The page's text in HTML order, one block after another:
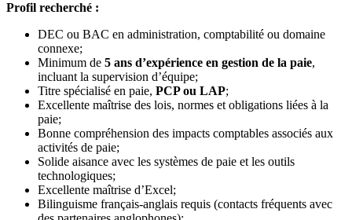
Profil recherché :
DEC ou BAC en administration, comptabilité ou domaine
connexe;
Minimum de 5 ans d’expérience en gestion de la paie,
incluant la supervision d’équipe;
Titre spécialisé en paie, PCP ou LAP;
Excellente maîtrise des lois, normes et obligations liées à la
paie;
Bonne compréhension des impacts comptables associés aux
activités de paie;
Solide aisance avec les systèmes de paie et les outils
technologiques;
Excellente maîtrise d’Excel;
Bilinguisme français-anglais requis (contacts fréquents avec